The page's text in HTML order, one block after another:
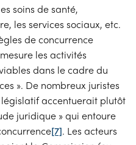
soins de santé,
les services sociaux, etc.
de concurrence
les activités
dans le cadre du
». De nombreux juristes
accentuerait plutôt
juridique » qui entoure
[7]. Les acteurs